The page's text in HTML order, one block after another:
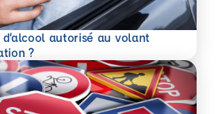
autorisé au volant
?